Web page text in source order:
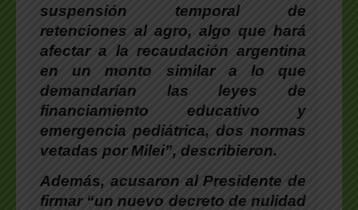
suspensión temporal de
retenciones al agro, algo que hará
afectar a la recaudación argentina
en un monto similar a lo que
demandarían las leyes de
financiamiento educativo y
emergencia pediátrica, dos normas
vetadas por Milei”, describieron.
Además, acusaron al Presidente de
firmar “un nuevo decreto de nulidad